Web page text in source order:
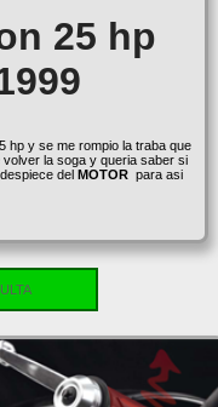
25 hp
hp y se me rompio la traba que
la soga y queria saber si
del MOTORpara asi